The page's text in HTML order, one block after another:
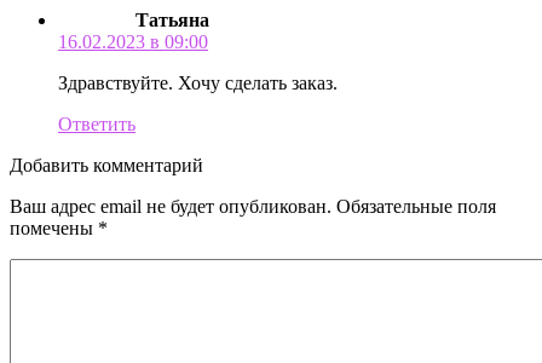
Татьяна
16.02.2023 в 09:00
Здравствуйте. Хочу сделать заказ.
Ответить
Добавить комментарий
Ваш адрес email не будет опубликован. Обязательные поля
помечены *